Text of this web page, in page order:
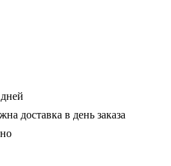
доставка в день заказа